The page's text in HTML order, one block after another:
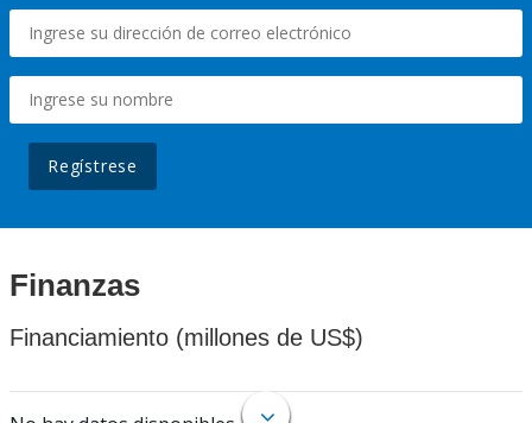
Regístrese
Finanzas
Financiamiento (millones de US$)